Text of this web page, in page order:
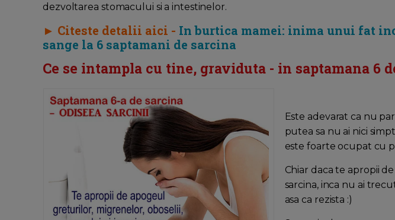
dezvoltarea stomacului si a intestinelor.
► Citeste detalii aici - In burtica mamei: inima unui fat
sange la 6 saptamani de sarcina
Ce se intampla cu tine, graviduta - in saptamana 6
Este adevarat ca nu
putea sa nu ai nici
este foarte ocupat cu
Chiar daca te apropii
sarcina, inca nu ai
asa ca rezista :)